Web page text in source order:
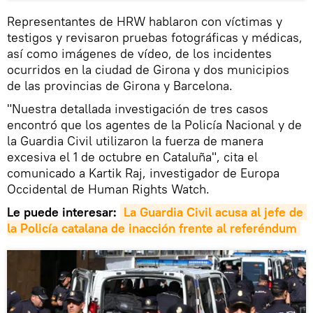
Representantes de HRW hablaron con víctimas y
testigos y revisaron pruebas fotográficas y médicas,
así como imágenes de vídeo, de los incidentes
ocurridos en la ciudad de Girona y dos municipios
de las provincias de Girona y Barcelona.
"Nuestra detallada investigación de tres casos
encontró que los agentes de la Policía Nacional y de
la Guardia Civil utilizaron la fuerza de manera
excesiva el 1 de octubre en Cataluña", cita el
comunicado a Kartik Raj, investigador de Europa
Occidental de Human Rights Watch.
Le puede interesar: La Guardia Civil acusa al jefe de
la Policía catalana de inacción frente al referéndum